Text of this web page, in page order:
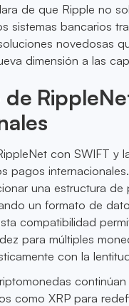
de que Ripple no
sistemas bancarios
novedosas
dimensión a las
con SWIFT y
pagos
una estructura
un formato de
compatibilidad
para múltiples
con la
como XRP para